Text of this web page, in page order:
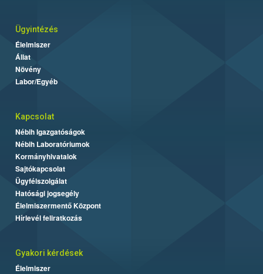
Ügyintézés
Élelmiszer
Állat
Növény
Labor/Egyéb
Kapcsolat
Nébih Igazgatóságok
Nébih Laboratóriumok
Kormányhivatalok
Sajtókapcsolat
Ügyfélszolgálat
Hatósági jogsegély
Élelmiszermentő Központ
Hírlevél feliratkozás
Gyakori kérdések
Élelmiszer